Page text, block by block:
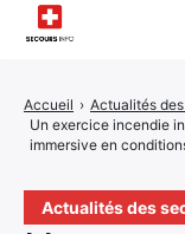
Actualités des
Accueil ›
Un exercice incendie
immersive en
Infos & Conseils
Actualités des